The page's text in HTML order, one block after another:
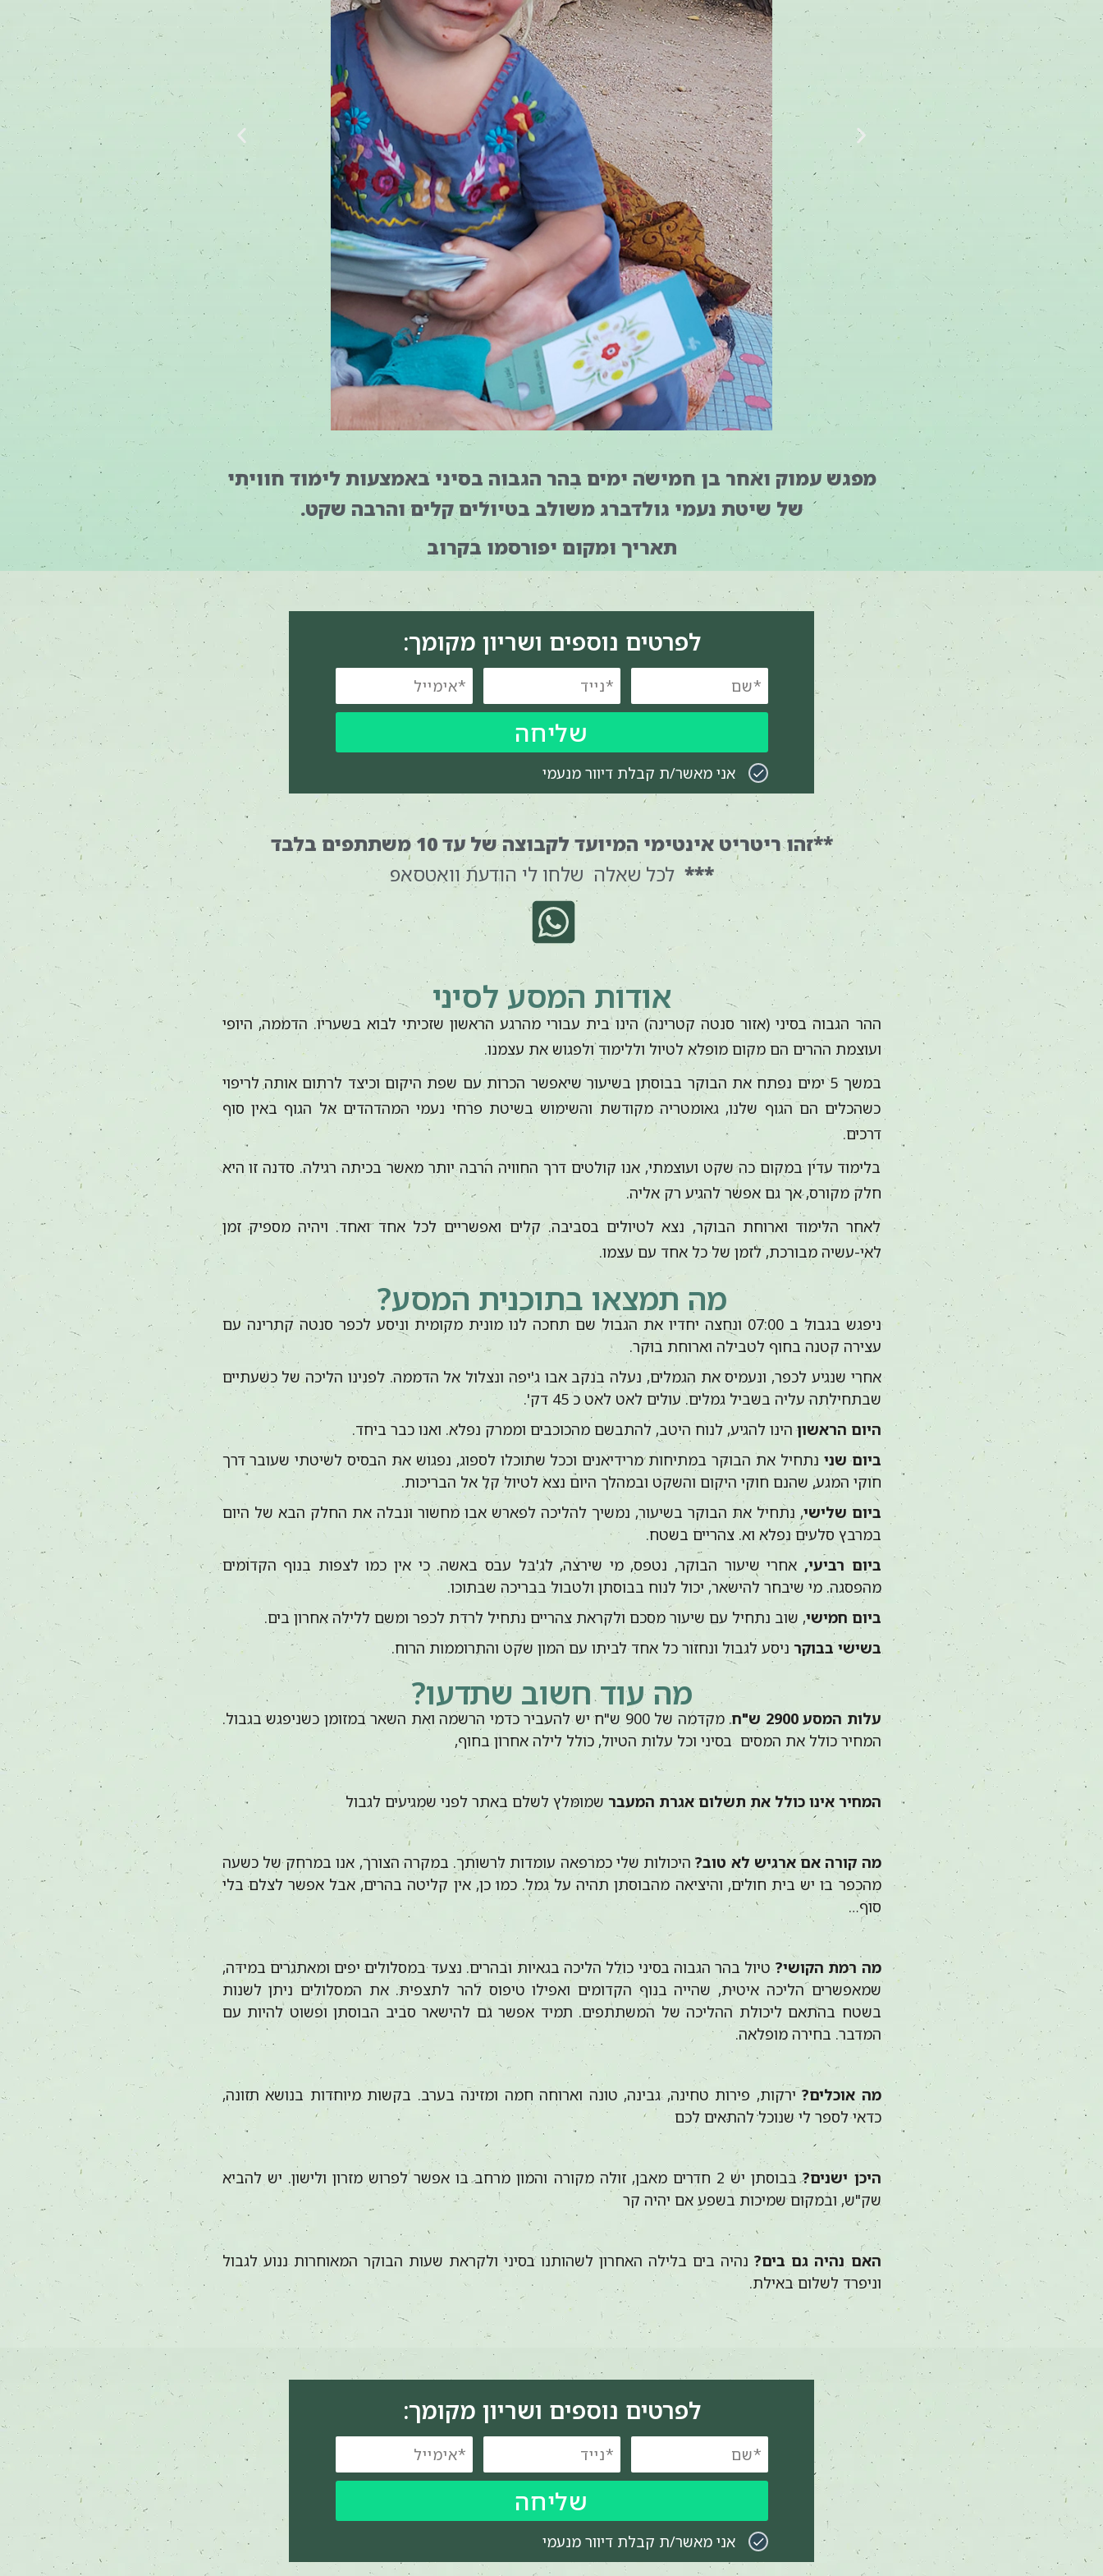
מפגש עמוק ואחר בן חמישה ימים בהר הגבוה בסיני באמצעות לימוד חוויתי
של שיטת נעמי גולדברג משולב בטיולים קלים והרבה שקט.
תאריך ומקום יפורסמו בקרוב
לפרטים נוספים ושריון מקומך:
אני מאשר/ת קבלת דיוור מנעמי
שליחה
**זהו ריטריט אינטימי המיועד לקבוצה של עד 10 משתתפים בלבד
*** לכל שאלה שלחו לי הודעת וואטסאפ
אודות המסע לסיני
ההר הגבוה בסיני (אזור סנטה קטרינה) הינו בית עבורי מהרגע הראשון שזכיתי לבוא בשעריו. הדממה, היופי
ועוצמת ההרים הם מקום מופלא לטיול וללימוד ולפגוש את עצמנו.
במשך 5 ימים נפתח את הבוקר בבוסתן בשיעור שיאפשר הכרות עם שפת היקום וכיצד לרתום אותה לריפוי
כשהכלים הם הגוף שלנו, גאומטריה מקודשת והשימוש בשיטת פרחי נעמי המהדהדים אל הגוף באין סוף
דרכים.
בלימוד עדין במקום כה שקט ועוצמתי, אנו קולטים דרך החוויה הרבה יותר מאשר בכיתה רגילה. סדנה זו היא
חלק מקורס, אך גם אפשר להגיע רק אליה.
לאחר הלימוד וארוחת הבוקר, נצא לטיולים בסביבה. קלים ואפשריים לכל אחד ואחד. ויהיה מספיק זמן
לאי-עשיה מבורכת, לזמן של כל אחד עם עצמו.
מה תמצאו בתוכנית המסע?
ניפגש בגבול ב 07:00 ונחצה יחדיו את הגבול שם תחכה לנו מונית מקומית וניסע לכפר סנטה קתרינה עם
עצירה קטנה בחוף לטבילה וארוחת בוקר.
אחרי שנגיע לכפר, ונעמיס את הגמלים, נעלה בנקב אבו ג'יפה ונצלול אל הדממה. לפנינו הליכה של כשעתיים
שבתחילתה עליה בשביל גמלים. עולים לאט לאט כ 45 דק'.
היום הראשוןהינו להגיע, לנוח היטב, להתבשם מהכוכבים וממרק נפלא. ואנו כבר ביחד.
ביום שני נתחיל את הבוקר במתיחות מרידיאנים וככל שתוכלו לספוג, נפגוש את הבסיס לשיטתי שעובר דרך
חוקי המגע, שהנם חוקי היקום והשקט ובמהלך היום נצא לטיול קל אל הבריכות.
ביום שלישי, נתחיל את הבוקר בשיעור, נמשיך להליכה לפארש אבו מחשור ונבלה את החלק הבא של היום
במרבץ סלעים נפלא וא. צהריים בשטח.
ביום רביעי, אחרי שיעור הבוקר, נטפס, מי שירצה, לג'בל עבס באשה. כי אין כמו לצפות בנוף הקדומים
מהפסגה. מי שיבחר להישאר, יכול לנוח בבוסתן ולטבול בבריכה שבתוכו.
ביום חמישי, שוב נתחיל עם שיעור מסכם ולקראת צהריים נתחיל לרדת לכפר ומשם ללילה אחרון בים.
בשישי בבוקר ניסע לגבול ונחזור כל אחד לביתו עם המון שקט והתרוממות הרוח.
מה עוד חשוב שתדעו?
עלות המסע 2900 ש"ח
. מקדמה של 900 ש"ח יש להעביר כדמי הרשמה ואת השאר במזומן כשניפגש בגבול.
המחיר כולל את המסים בסיני וכל עלות הטיול, כולל לילה אחרון בחוף,
המחיר אינו כולל את תשלום אגרת המעבר שמומלץ לשלם באתר לפני שמגיעים לגבול
מה קורה אם ארגיש לא טוב?היכולות שלי כמרפאה עומדות לרשותך. במקרה הצורך, אנו במרחק של כשעה
מהכפר בו יש בית חולים, והיציאה מהבוסתן תהיה על גמל. כמו כן, אין קליטה בהרים, אבל אפשר לצלם בלי
סוף…
מה רמת הקושי?טיול בהר הגבוה בסיני כולל הליכה בגאיות ובהרים. נצעד במסלולים יפים ומאתגרים במידה,
שמאפשרים הליכה איטית, שהייה בנוף הקדומים ואפילו טיפוס להר לתצפית. את המסלולים ניתן לשנות
בשטח בהתאם ליכולת ההליכה של המשתתפים. תמיד אפשר גם להישאר סביב הבוסתן ופשוט להיות עם
המדבר. בחירה מופלאה.
מה אוכלים?ירקות, פירות טחינה, גבינה, טונה וארוחה חמה ומזינה בערב. בקשות מיוחדות בנושא תזונה,
כדאי לספר לי שנוכל להתאים לכם
היכן ישנים?
בבוסתן יש 2 חדרים מאבן, זולה מקורה והמון מרחב בו אפשר לפרוש מזרון ולישון. יש להביא
שק"ש, ובמקום שמיכות בשפע אם יהיה קר
האם נהיה גם בים?נהיה בים בלילה האחרון לשהותנו בסיני ולקראת שעות הבוקר המאוחרות ננוע לגבול
וניפרד לשלום באילת.
לפרטים נוספים ושריון מקומך:
אני מאשר/ת קבלת דיוור מנעמי
שליחה